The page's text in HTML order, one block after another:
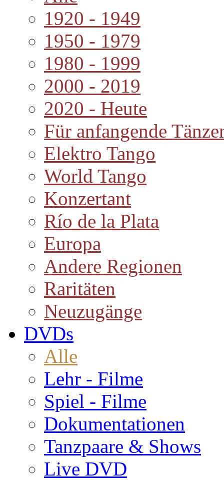
1920 - 1949
1950 - 1979
1980 - 1999
2000 - 2019
2020 - Heute
Für anfangende
Elektro Tango
World Tango
Konzertant
Río de la Plata
Europa
Andere Regionen
Raritäten
Neuzugänge
DVDs
Alle
Lehr - Filme
Spiel - Filme
Dokumentationen
Tanzpaare & Shows
Live DVD